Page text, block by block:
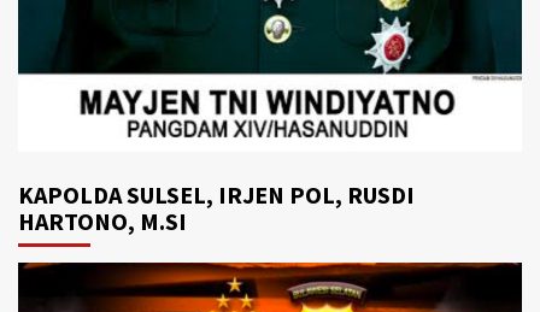
KAPOLDA SULSEL, IRJEN POL, RUSDI
HARTONO, M.SI